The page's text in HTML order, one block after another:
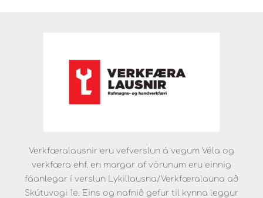
Verkfæralausnir eru vefverslun á vegum Véla og
verkfæra ehf. en margar af vörunum eru einnig
fáanlegar í verslun Lykillausna/Verkfæralauna að
Skútuvogi 1e. Eins og nafnið gefur til kynna leggur